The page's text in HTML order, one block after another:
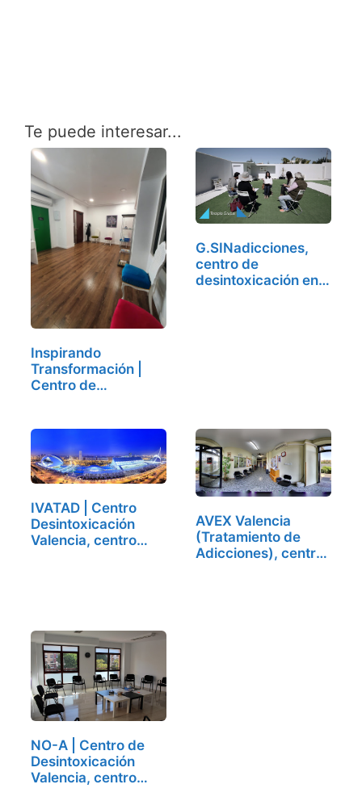
Te puede interesar...
Inspirando
Transformación |
Centro de…
G.SINadicciones,
centro de
desintoxicación en
IVATAD | Centro
Desintoxicación
Valencia, centro
AVEX Valencia
(Tratamiento de
Adicciones), centro
NO-A | Centro de
Desintoxicación
Valencia, centro